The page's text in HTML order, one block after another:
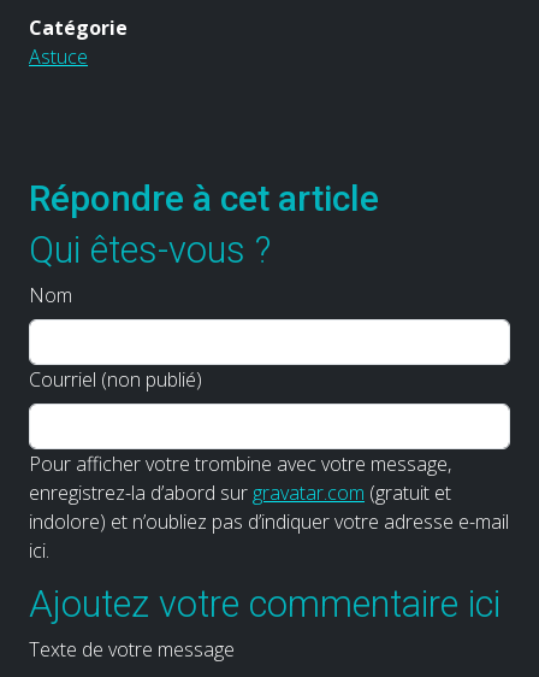
Catégorie
Astuce
Répondre à cet article
Qui êtes-vous ?
Nom
Courriel (non publié)
Pour afficher votre trombine avec votre message,
enregistrez-la d’abord sur gravatar.com (gratuit et
indolore) et n’oubliez pas d’indiquer votre adresse e-mail
ici.
Ajoutez votre commentaire ici
Texte de votre message